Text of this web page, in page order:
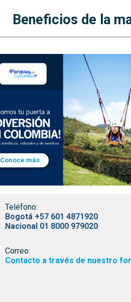
Beneficios de la
Conoce más
Teléfono:
Bogotá +57 601 4871920
Nacional 01 8000 979020
Correo:
Contacto a través de nuestro